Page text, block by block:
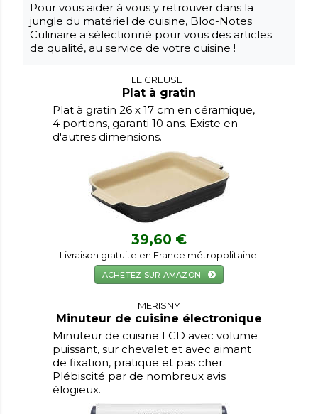
Pour vous aider à vous y retrouver dans la
jungle du matériel de cuisine, Bloc-Notes
Culinaire a sélectionné pour vous des articles
de qualité, au service de votre cuisine !
LE CREUSET
Plat à gratin
Plat à gratin 26 x 17 cm en céramique,
4 portions, garanti 10 ans. Existe en
d'autres dimensions.
39,60 €
Livraison gratuite en France métropolitaine.
ACHETEZ SUR AMAZON
MERISNY
Minuteur de cuisine électronique
Minuteur de cuisine LCD avec volume
puissant, sur chevalet et avec aimant
de fixation, pratique et pas cher.
Plébiscité par de nombreux avis
élogieux.